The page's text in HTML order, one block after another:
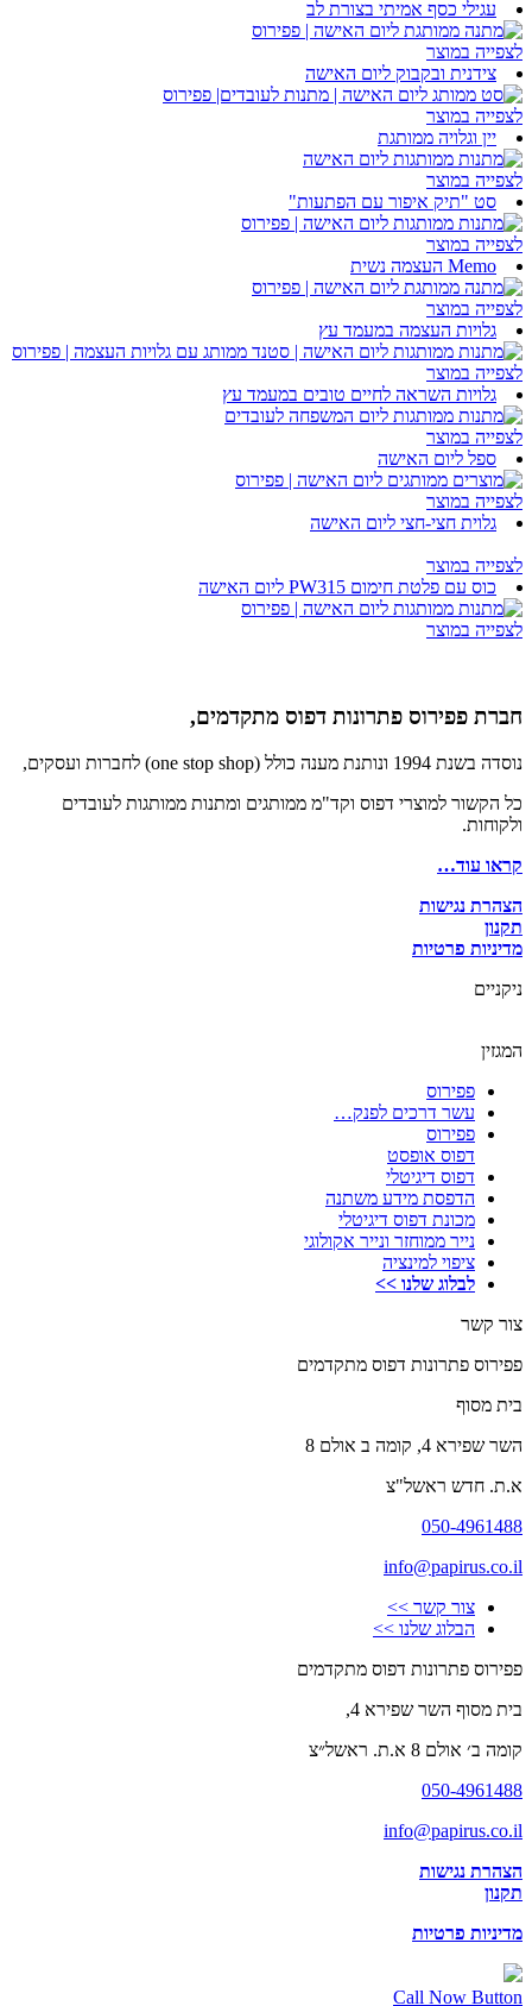
עגילי כסף אמיתי בצורת לב
לצפייה במוצר
צידנית ובקבוק ליום האישה
לצפייה במוצר
יין וגלויה ממותגת
לצפייה במוצר
סט "תיק איפור עם הפתעות"
לצפייה במוצר
Memo העצמה נשית
לצפייה במוצר
גלויות העצמה במעמד עץ
לצפייה במוצר
גלויות השראה לחיים טובים במעמד עץ
לצפייה במוצר
ספל ליום האישה
לצפייה במוצר
גלוית חצי-חצי ליום האישה
לצפייה במוצר
כוס עם פלטת חימום PW315 ליום האישה
לצפייה במוצר
חברת פפירוס פתרונות דפוס מתקדמים,
נוסדה בשנת 1994 ונותנת מענה כולל (one stop shop) לחברות ועסקים,
כל הקשור למוצרי דפוס וקד"מ ממותגים ומתנות ממותגות לעובדים
ולקוחות.
קראו עוד…
הצהרת נגישות
תקנון
מדיניות פרטיות
ניקניים
המגזין
פפירוס
עשר דרכים לפנק…
פפירוס
דפוס אופסט
דפוס דיגיטלי
הדפסת מידע משתנה
מכונת דפוס דיגיטלי
נייר ממוחזר ונייר אקולוגי
ציפוי למינציה
לבלוג שלנו >>
צור קשר
פפירוס פתרונות דפוס מתקדמים
בית מסוף
השר שפירא 4, קומה ב אולם 8
א.ת. חדש ראשל"צ
050-4961488
info@papirus.co.il
צור קשר >>
הבלוג שלנו >>
פפירוס פתרונות דפוס מתקדמים
בית מסוף השר שפירא 4,
קומה ב׳ אולם 8 א.ת. ראשל״צ
050-4961488
info@papirus.co.il
הצהרת נגישות
תקנון
מדיניות פרטיות
Call Now Button